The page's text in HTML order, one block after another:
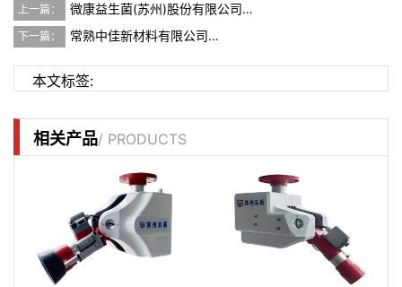
上一篇： 微康益生菌(苏州)股份有限公司…
下一篇： 常熟中佳新材料有限公司…
本文标签:
相关产品/ PRODUCTS